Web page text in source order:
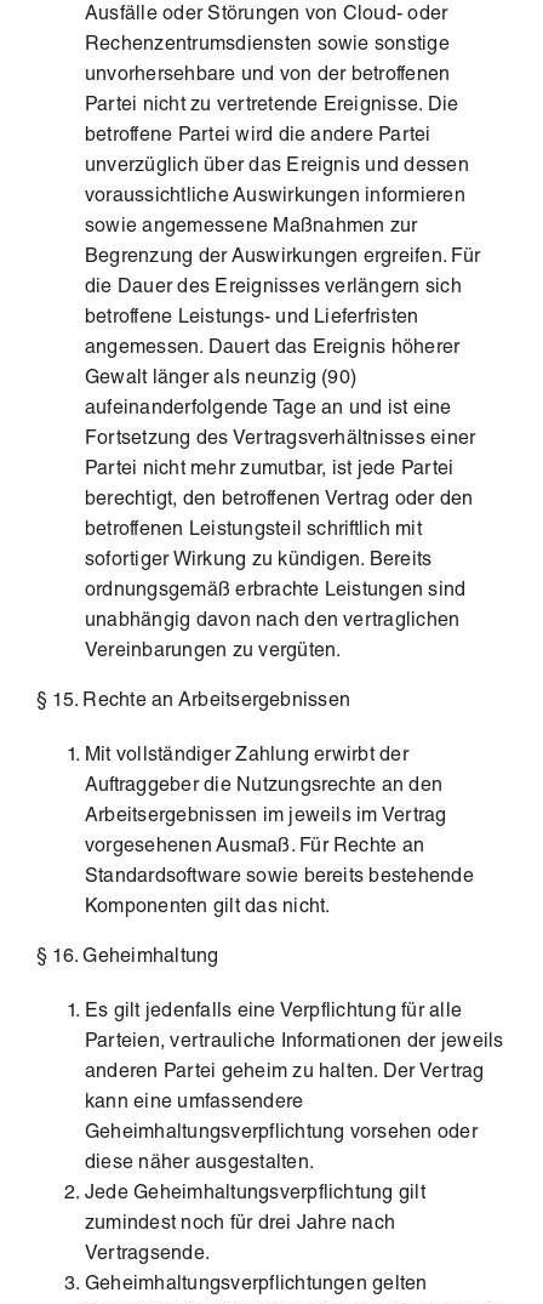
Ausfälle oder Störungen von Cloud- oder
Rechenzentrumsdiensten sowie sonstige
unvorhersehbare und von der betroffenen
Partei nicht zu vertretende Ereignisse. Die
betroffene Partei wird die andere Partei
unverzüglich über das Ereignis und dessen
voraussichtliche Auswirkungen informieren
sowie angemessene Maßnahmen zur
Begrenzung der Auswirkungen ergreifen. Für
die Dauer des Ereignisses verlängern sich
betroffene Leistungs- und Lieferfristen
angemessen. Dauert das Ereignis höherer
Gewalt länger als neunzig (90)
aufeinanderfolgende Tage an und ist eine
Fortsetzung des Vertragsverhältnisses einer
Partei nicht mehr zumutbar, ist jede Partei
berechtigt, den betroffenen Vertrag oder den
betroffenen Leistungsteil schriftlich mit
sofortiger Wirkung zu kündigen. Bereits
ordnungsgemäß erbrachte Leistungen sind
unabhängig davon nach den vertraglichen
Vereinbarungen zu vergüten.
§ 15. Rechte an Arbeitsergebnissen
Mit vollständiger Zahlung erwirbt der
Auftraggeber die Nutzungsrechte an den
Arbeitsergebnissen im jeweils im Vertrag
vorgesehenen Ausmaß. Für Rechte an
Standardsoftware sowie bereits bestehende
Komponenten gilt das nicht.
§ 16. Geheimhaltung
Es gilt jedenfalls eine Verpflichtung für alle
Parteien, vertrauliche Informationen der jeweils
anderen Partei geheim zu halten. Der Vertrag
kann eine umfassendere
Geheimhaltungsverpflichtung vorsehen oder
diese näher ausgestalten.
Jede Geheimhaltungsverpflichtung gilt
zumindest noch für drei Jahre nach
Vertragsende.
Geheimhaltungsverpflichtungen gelten